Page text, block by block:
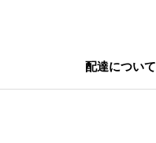
配達について